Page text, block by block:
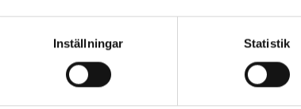
(Obligatoriskt)
Ja tack, jag vill ta emot nyhetsbrev från Depend och godkänner
mina personuppgifter, namn och mejladress. För mer
hanterar personuppgifter, ta del av vår
Integritetspolicy
Inställningar Statistik